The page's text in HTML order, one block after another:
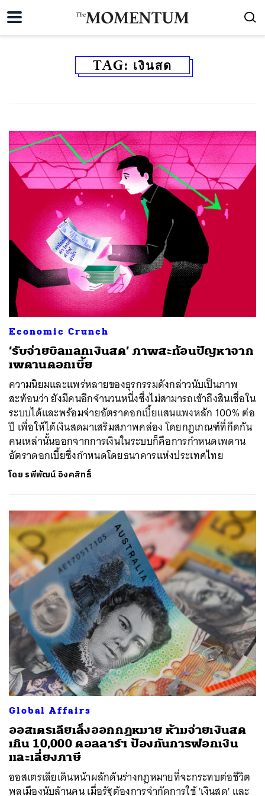
TAG: เงินสด
Economic Crunch
‘รับจ่ายบิลแลกเงินสด’ ภาพสะท้อนปัญหาจาก
เพดานดอกเบี้ย
ความนิยมและแพร่หลายของธุรกรรมดังกล่าวนับเป็นภาพ
สะท้อนว่า ยังมีคนอีกจำนวนหนึ่งซึ่งไม่สามารถเข้าถึงสินเชื่อใน
ระบบได้และพร้อมจ่ายอัตราดอกเบี้ยแสนแพงหลัก 100% ต่อ
ปี เพื่อให้ได้เงินสดมาเสริมสภาพคล่อง โดยกฎเกณฑ์ที่กีดกัน
คนเหล่านั้นออกจากการเงินในระบบก็คือการกำหนดเพดาน
อัตราดอกเบี้ยซึ่งกำหนดโดยธนาคารแห่งประเทศไทย
โดย รพีพัฒน์ อิงคสิทธิ์
Global Affairs
ออสเตรเลียเล็งออกกฎหมาย ห้ามจ่ายเงินสด
เกิน 10,000 ดอลลาร์ฯ ป้องกันการฟอกเงิน
และเลี่ยงภาษี
ออสเตรเลียเดินหน้าผลักดันร่างกฎหมายที่จะกระทบต่อชีวิต
พลเมืองนับล้านคน เมื่อรัฐต้องการจำกัดการใช้ 'เงินสด' และ
SHARE TWEET LINE EMAIL